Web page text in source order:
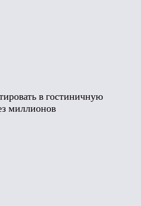
в гостиничную
миллионов